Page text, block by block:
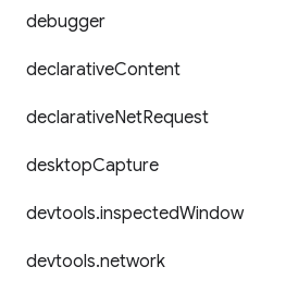
debugger
declarativeContent
declarativeNetRequest
desktopCapture
devtools.inspectedWindow
devtools.network